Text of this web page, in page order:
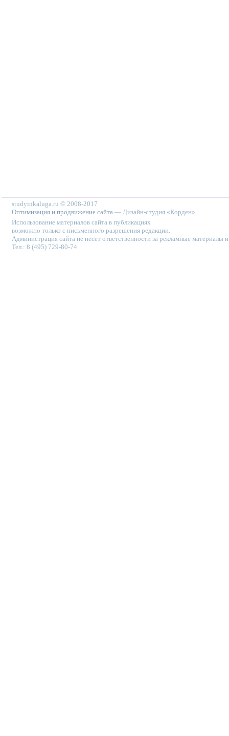
studyinkaluga.ru © 2008-2017
Оптимизация и продвижение сайта — Дизайн-студия «Корден»
Использование материалов сайта в публикациях
возможно только с письменного разрешения редакции.
Администрация сайта не несет ответственности за рекламные материалы
Тел.: 8 (495) 729-80-74